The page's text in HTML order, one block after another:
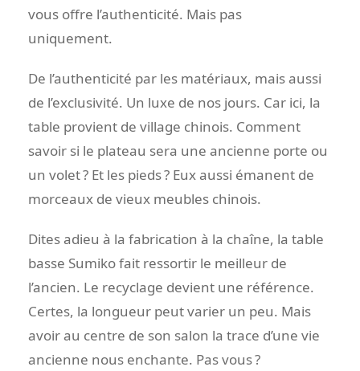
vous offre l’authenticité. Mais pas
uniquement.
De l’authenticité par les matériaux, mais aussi
de l’exclusivité. Un luxe de nos jours. Car ici, la
table provient de village chinois. Comment
savoir si le plateau sera une ancienne porte ou
un volet ? Et les pieds ? Eux aussi émanent de
morceaux de vieux meubles chinois.
Dites adieu à la fabrication à la chaîne, la table
basse Sumiko fait ressortir le meilleur de
l’ancien. Le recyclage devient une référence.
Certes, la longueur peut varier un peu. Mais
avoir au centre de son salon la trace d’une vie
ancienne nous enchante. Pas vous ?